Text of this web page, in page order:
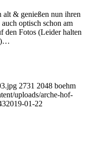
& genießen nun ihren
optisch schon am
den Fotos (Leider halten
2731 2048 boehm
uploads/arche-hof-
2019-01-22